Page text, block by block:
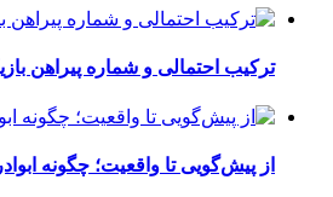
ترکیب احتمالی و شماره پیراهن
از پیش‌گویی تا واقعیت؛ چگونه